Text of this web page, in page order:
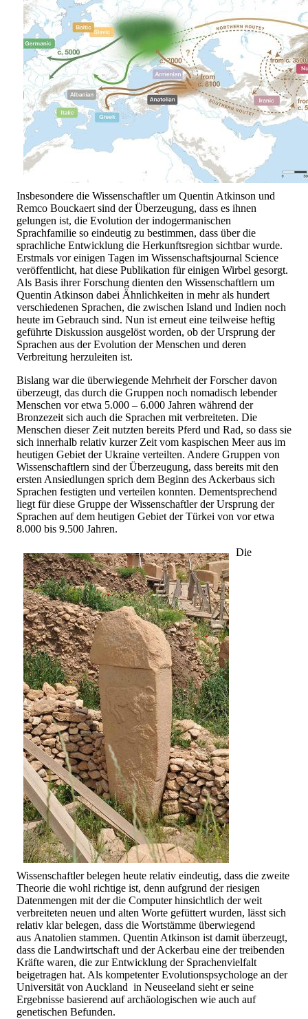
Insbesondere die Wissenschaftler um Quentin Atkinson und
Remco Bouckaert sind der Überzeugung, dass es ihnen
gelungen ist, die Evolution der indogermanischen
Sprachfamilie so eindeutig zu bestimmen, dass über die
sprachliche Entwicklung die Herkunftsregion sichtbar wurde.
Erstmals vor einigen Tagen im Wissenschaftsjournal Science
veröffentlicht, hat diese Publikation für einigen Wirbel gesorgt.
Als Basis ihrer Forschung dienten den Wissenschaftlern um
Quentin Atkinson dabei Ähnlichkeiten in mehr als hundert
verschiedenen Sprachen, die zwischen Island und Indien noch
heute im Gebrauch sind. Nun ist erneut eine teilweise heftig
geführte Diskussion ausgelöst worden, ob der Ursprung der
Sprachen aus der Evolution der Menschen und deren
Verbreitung herzuleiten ist.
Bislang war die überwiegende Mehrheit der Forscher davon
überzeugt, das durch die Gruppen noch nomadisch lebender
Menschen vor etwa 5.000 – 6.000 Jahren während der
Bronzezeit sich auch die Sprachen mit verbreiteten. Die
Menschen dieser Zeit nutzten bereits Pferd und Rad, so dass sie
sich innerhalb relativ kurzer Zeit vom kaspischen Meer aus im
heutigen Gebiet der Ukraine verteilten. Andere Gruppen von
Wissenschaftlern sind der Überzeugung, dass bereits mit den
ersten Ansiedlungen sprich dem Beginn des Ackerbaus sich
Sprachen festigten und verteilen konnten. Dementsprechend
liegt für diese Gruppe der Wissenschaftler der Ursprung der
Sprachen auf dem heutigen Gebiet der Türkei von vor etwa
8.000 bis 9.500 Jahren.
Die
Wissenschaftler belegen heute relativ eindeutig, dass die zweite
Theorie die wohl richtige ist, denn aufgrund der riesigen
Datenmengen mit der die Computer hinsichtlich der weit
verbreiteten neuen und alten Worte gefüttert wurden, lässt sich
relativ klar belegen, dass die Wortstämme überwiegend
aus Anatolien stammen. Quentin Atkinson ist damit überzeugt,
dass die Landwirtschaft und der Ackerbau eine der treibenden
Kräfte waren, die zur Entwicklung der Sprachenvielfalt
beigetragen hat. Als kompetenter Evolutionspsychologe an der
Universität von Auckland in Neuseeland sieht er seine
Ergebnisse basierend auf archäologischen wie auch auf
genetischen Befunden.